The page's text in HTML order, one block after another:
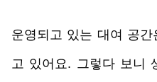
운영되고 있는 대여 공간
고 있어요. 그렇다 보니